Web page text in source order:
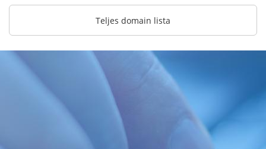
Teljes domain lista